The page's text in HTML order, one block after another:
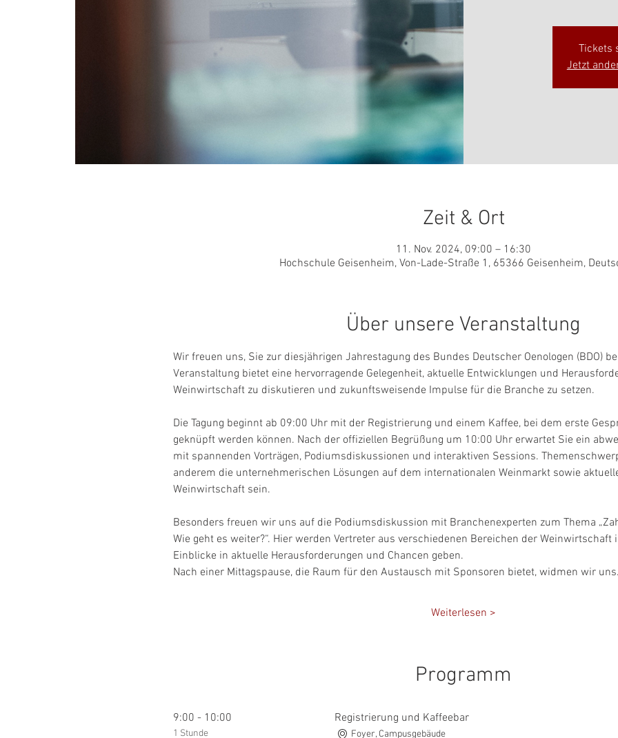
Tickets
Jetzt
Zeit & Ort
11. Nov. 2024, 09:00 – 16:30
Hochschule Geisenheim, Von-Lade-Straße 1, 65366 Geisenheim,
Über unsere Veranstaltung
Wir freuen uns, Sie zur diesjährigen Jahrestagung des Bundes Deutscher Oenologen (BDO)
Veranstaltung bietet eine hervorragende Gelegenheit, aktuelle Entwicklungen und
Weinwirtschaft zu diskutieren und zukunftsweisende Impulse für die Branche zu setzen.
Die Tagung beginnt ab 09:00 Uhr mit der Registrierung und einem Kaffee, bei dem erste
geknüpft werden können. Nach der offiziellen Begrüßung um 10:00 Uhr erwartet Sie ein
mit spannenden Vorträgen, Podiumsdiskussionen und interaktiven Sessions.
anderem die unternehmerischen Lösungen auf dem internationalen Weinmarkt sowie
Weinwirtschaft sein.
Besonders freuen wir uns auf die Podiumsdiskussion mit Branchenexperten zum Thema
Wie geht es weiter?“. Hier werden Vertreter aus verschiedenen Bereichen der
Einblicke in aktuelle Herausforderungen und Chancen geben.
Nach einer Mittagspause, die Raum für den Austausch mit Sponsoren bietet, widmen wir
Weiterlesen >
Programm
9:00 - 10:00
1 Stunde
Registrierung und Kaffeebar
Foyer, Campusgebäude